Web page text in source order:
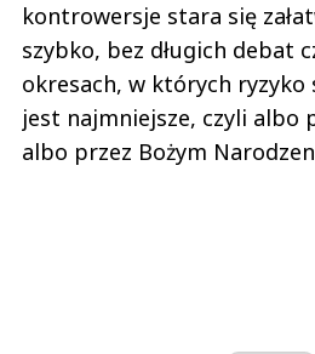
kontrowersje stara się
szybko, bez długich debat
okresach, w których ryzyko
jest najmniejsze, czyli albo
albo przez Bożym